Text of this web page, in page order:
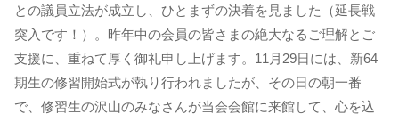
との議員立法が成立し、ひとまずの決着を見ました（延長戦
突入です！）。昨年中の会員の皆さまの絶大なるご理解とご
支援に、重ねて厚く御礼申し上げます。11月29日には、新64
期生の修習開始式が執り行われましたが、その日の朝一番
で、修習生の沢山のみなさんが当会会館に来館して、心を込